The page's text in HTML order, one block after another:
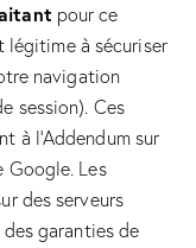
pour ce
légitime à sécuriser
navigation
session). Ces
à l’Addendum sur
Google. Les
des serveurs
garanties de